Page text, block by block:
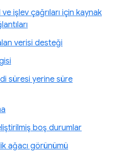
işlev çağrıları için kaynak
verisi desteği
süresi yerine süre
boş durumlar
ağacı görünümü